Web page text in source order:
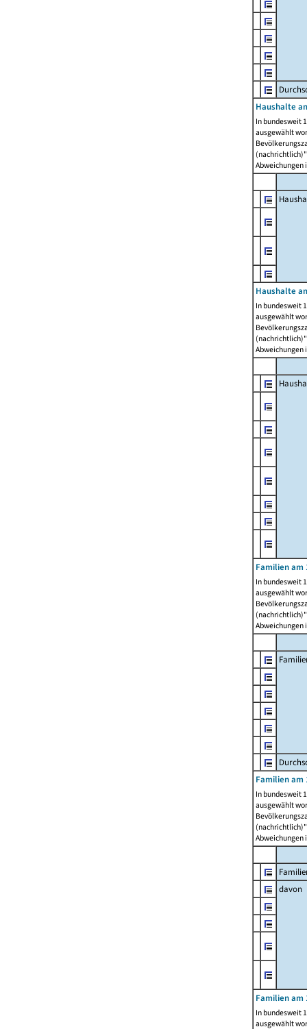
Haushalte
In bundesweit
ausgewählt
Abweichungen
Haushalte
In bundesweit
ausgewählt
Abweichungen
Familien am
In bundesweit
ausgewählt
Abweichungen
Familien am
In bundesweit
ausgewählt
Abweichungen
davon
Familien am
In bundesweit
ausgewählt